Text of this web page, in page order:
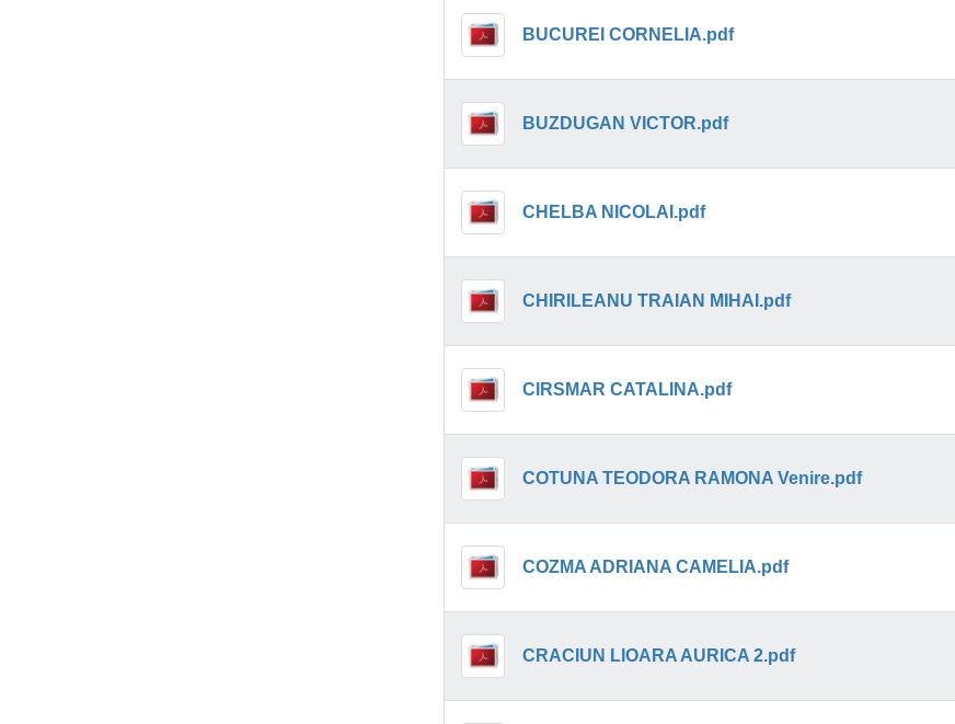
BUCUREI CORNELIA.pdf
BUZDUGAN VICTOR.pdf
CHELBA NICOLAI.pdf
CHIRILEANU TRAIAN MIHAI.pdf
CIRSMAR CATALINA.pdf
COTUNA TEODORA RAMONA Venire.pdf
COZMA ADRIANA CAMELIA.pdf
CRACIUN LIOARA AURICA 2.pdf